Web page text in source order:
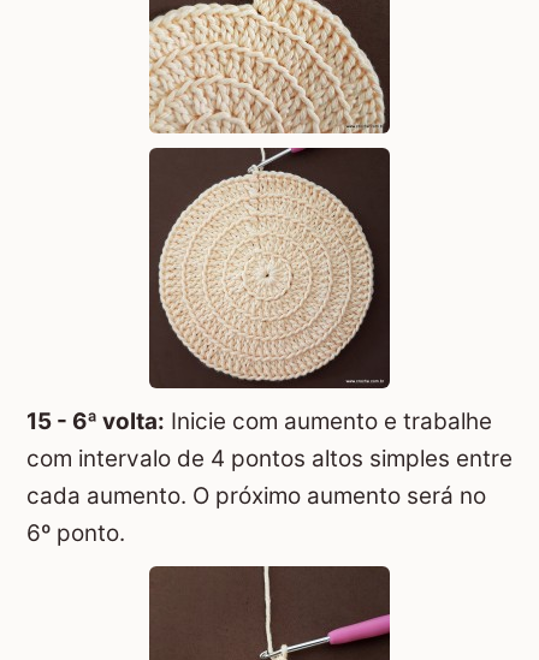
15 - 6ª volta: Inicie com aumento e trabalhe
com intervalo de 4 pontos altos simples entre
cada aumento. O próximo aumento será no
6º ponto.